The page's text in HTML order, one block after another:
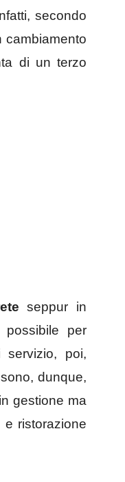
secondo
cambiamento
di un terzo
seppur in
possibile per
poi,
dunque,
gestione ma
ristorazione